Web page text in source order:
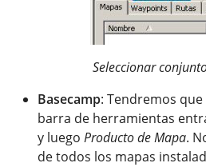
Seleccionar
Basecamp: Tendremos
barra de herramientas
y luego Producto de Mapa.
de todos los mapas